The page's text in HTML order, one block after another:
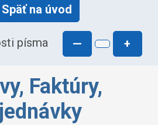
Späť na úvod
písma — +
Faktúry,